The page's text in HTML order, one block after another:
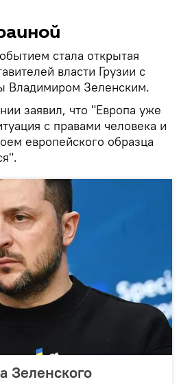
стала открытая
власти Грузии с
Владимиром Зеленским.
заявил, что "Европа уже
с правами человека и
европейского образца
Зеленского